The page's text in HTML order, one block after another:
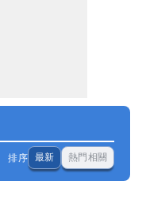
排序 最新 熱門相關